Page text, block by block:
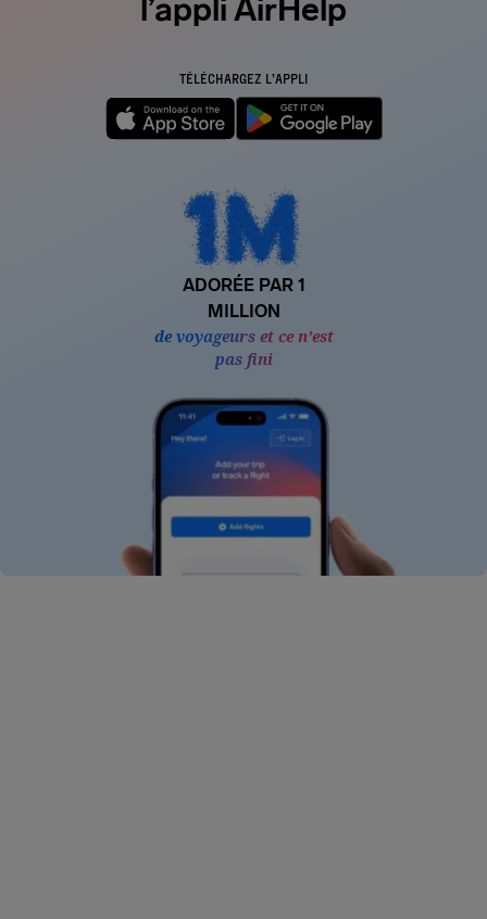
l’appli AirHelp
TÉLÉCHARGEZ L’APPLI
ADORÉE PAR 1
MILLION
de voyageurs et ce n’est
pas fini